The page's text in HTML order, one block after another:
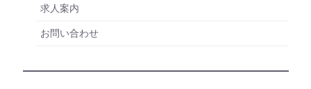
求人案内
お問い合わせ